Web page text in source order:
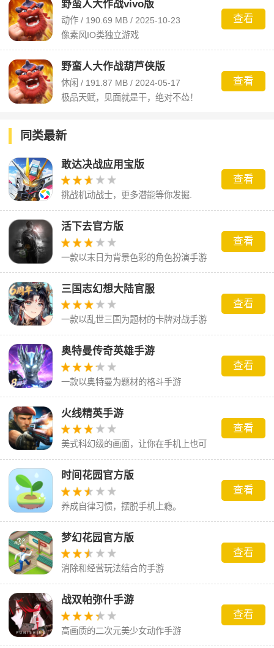
野蛮人大作战vivo版
动作 / 190.69 MB / 2025-10-23
像素风IO类独立游戏
查看
野蛮人大作战葫芦侠版
休闲 / 191.87 MB / 2024-05-17
极品天赋，见面就是干，绝对不怂！
查看
同类最新
敢达决战应用宝版
挑战机动战士，更多潜能等你发掘.
查看
活下去官方版
一款以末日为背景色彩的角色扮演手游
查看
三国志幻想大陆官服
一款以乱世三国为题材的卡牌对战手游
查看
奥特曼传奇英雄手游
一款以奥特曼为题材的格斗手游
查看
火线精英手游
美式科幻级的画面，让你在手机上也可
以体验到机制的枪战乐趣
查看
时间花园官方版
养成自律习惯，摆脱手机上瘾。
查看
梦幻花园官方版
消除和经营玩法结合的手游
查看
战双帕弥什手游
高画质的二次元美少女动作手游
查看